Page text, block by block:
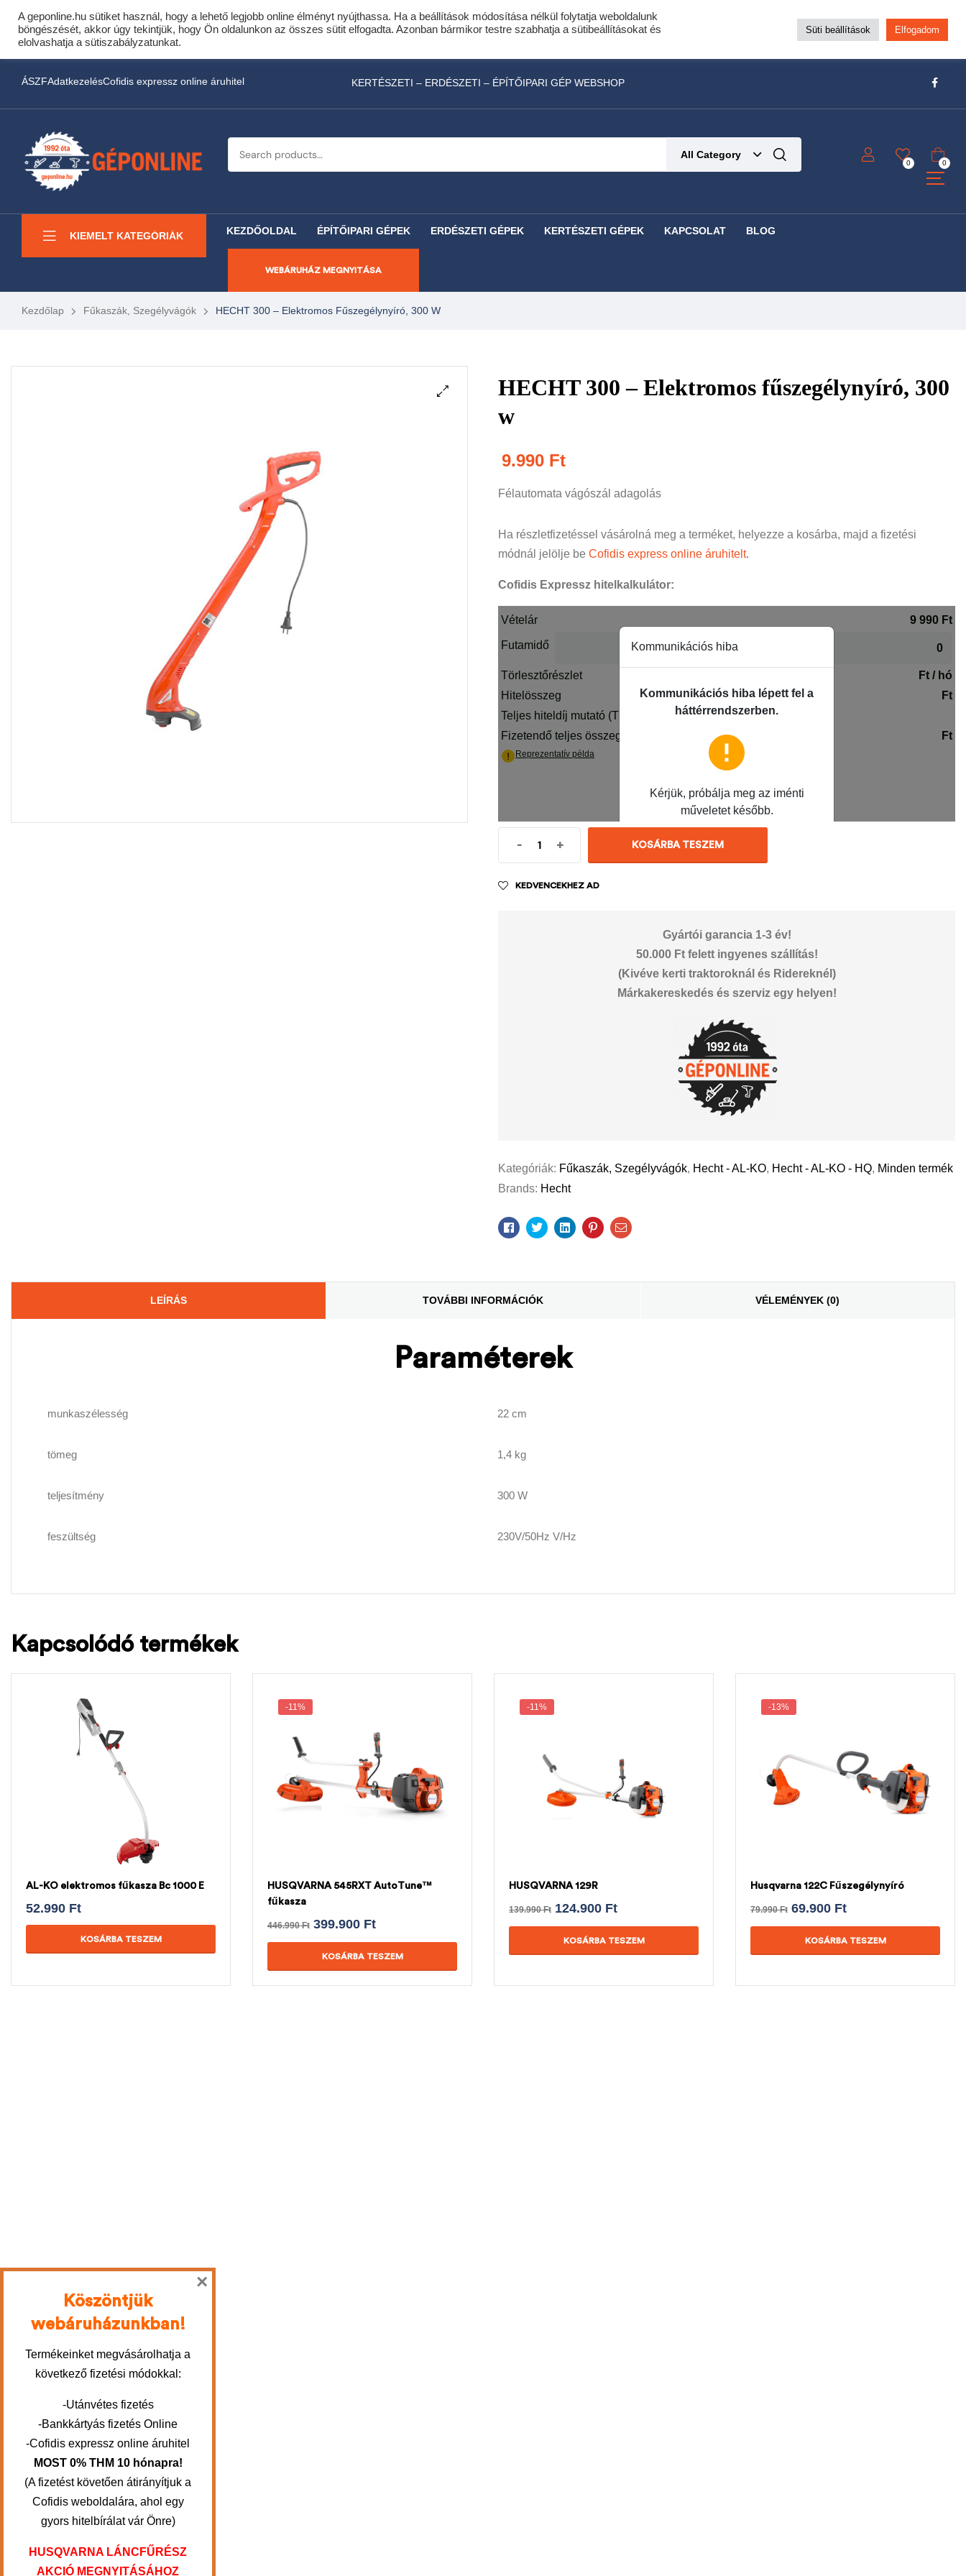
Cofidis expressz online áruhitel 0 % THM-el 10 hónapra!
Most minden akciós HQ láncfűrészhez ajándékba adunk egy fűrészláncot!
Részletek ide kattintva!
ÁSZFAdatkezelésCofidis expressz online áruhitel KERTÉSZETI – ERDÉSZETI – ÉPÍTŐIPARI GÉP WEBSHOP
All Category
0 0
KIEMELT KATEGÓRIÁK KEZDŐOLDAL ÉPÍTŐIPARI GÉPEK ERDÉSZETI GÉPEK KERTÉSZETI GÉPEK KAPCSOLAT BLOG
WEBÁRUHÁZ MEGNYITÁSA
Kezdőlap Fűkaszák, Szegélyvágók HECHT 300 – Elektromos Fűszegélynyíró, 300 W
HECHT 300 – Elektromos fűszegélynyíró, 300
w
9.990 Ft
Félautomata vágószál adagolás
Ha részletfizetéssel vásárolná meg a terméket, helyezze a kosárba, majd a fizetési
módnál jelölje beCofidis express online áruhitelt.
Cofidis Expressz hitelkalkulátor:
- + KOSÁRBA TESZEM
KEDVENCEKHEZ AD
Gyártói garancia 1-3 év!
50.000 Ft felett ingyenes szállítás!
(Kivéve kerti traktoroknál és Ridereknél)
Márkakereskedés és szerviz egy helyen!
Kategóriák: Fűkaszák, Szegélyvágók, Hecht - AL-KO, Hecht - AL-KO - HQ, Minden termék
Brands: Hecht
Facebook
TwitterLinkedinPinterestEmail
LEÍRÁS TOVÁBBI INFORMÁCIÓK VÉLEMÉNYEK (0)
Paraméterek
munkaszélesség 22 cm
tömeg 1,4 kg
teljesítmény 300 W
feszültség 230V/50Hz V/Hz
Kapcsolódó termékek
AL-KO elektromos fűkasza Bc 1000 E
52.990 Ft
KOSÁRBA TESZEM
-11%
HUSQVARNA 545RXT AutoTune™
fűkasza
446.990Ft 399.900 Ft
KOSÁRBA TESZEM
-11%
HUSQVARNA 129R
139.990Ft 124.900 Ft
KOSÁRBA TESZEM
-13%
Husqvarna 122C Fűszegélynyíró
79.990Ft 69.900 Ft
KOSÁRBA TESZEM
A geponline.hu sütiket használ, hogy a lehető legjobb online élményt nyújthassa. Ha a beállítások módosítása nélkül folytatja weboldalunk
böngészését, akkor úgy tekintjük, hogy Ön oldalunkon az összes sütit elfogadta. Azonban bármikor testre szabhatja a sütibeállításokat és
elolvashatja a sütiszabályzatunkat.
Süti beállítások Elfogadom
Köszöntjük
webáruházunkban!
Termékeinket megvásárolhatja a
következő fizetési módokkal:
-Utánvétes fizetés
-Bankkártyás fizetés Online
-Cofidis expressz online áruhitel
MOST 0% THM 10 hónapra!
(A fizetést követően átirányítjuk a
Cofidis weboldalára, ahol egy
gyors hitelbírálat vár Önre)
HUSQVARNA LÁNCFŰRÉSZ
AKCIÓ MEGNYITÁSÁHOZ
×